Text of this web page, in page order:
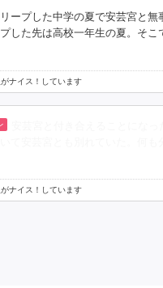
ープした中学の夏で安芸宮と
した先は高校一年生の夏。そ
がナイス！しています
いて安芸宮とも別れていた。何
がナイス！しています